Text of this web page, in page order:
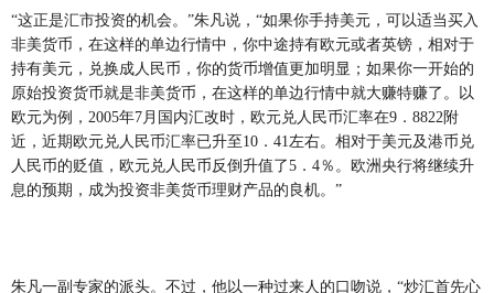
“这正是汇市投资的机会。”朱凡说，“如果你手持美元，可以适当买入
非美货币，在这样的单边行情中，你中途持有欧元或者英镑，相对于
持有美元，兑换成人民币，你的货币增值更加明显；如果你一开始的
原始投资货币就是非美货币，在这样的单边行情中就大赚特赚了。以
欧元为例，2005年7月国内汇改时，欧元兑人民币汇率在9．8822附
近，近期欧元兑人民币汇率已升至10．41左右。相对于美元及港币兑
人民币的贬值，欧元兑人民币反倒升值了5．4％。欧洲央行将继续升
息的预期，成为投资非美货币理财产品的良机。”
朱凡一副专家的派头。不过，他以一种过来人的口吻说，“炒汇首先心